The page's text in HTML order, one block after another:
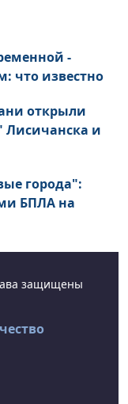
-
что известно
открыли
Лисичанска и
города":
БПЛА на
защищены